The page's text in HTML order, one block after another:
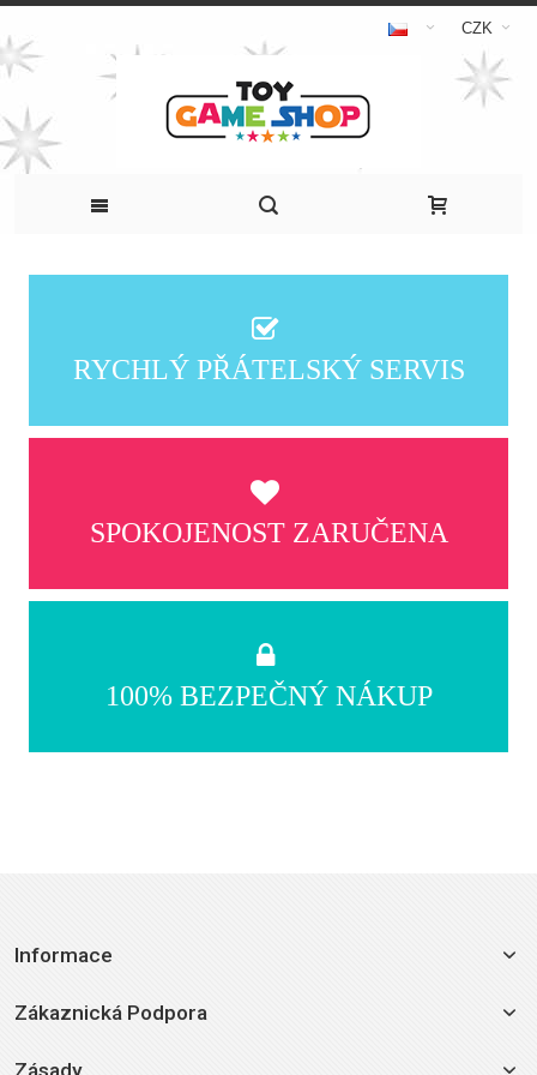
CZK
RYCHLÝ PŘÁTELSKÝ SERVIS
SPOKOJENOST ZARUČENA
100% BEZPEČNÝ NÁKUP
Informace
Zákaznická Podpora